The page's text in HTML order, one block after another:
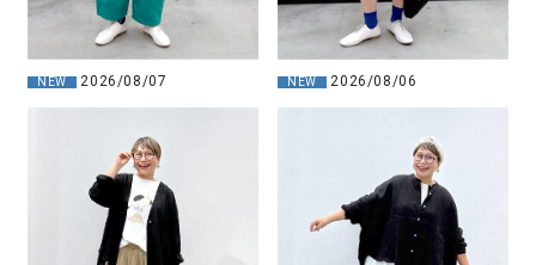
NEW 2026/08/07 NEW 2026/08/06